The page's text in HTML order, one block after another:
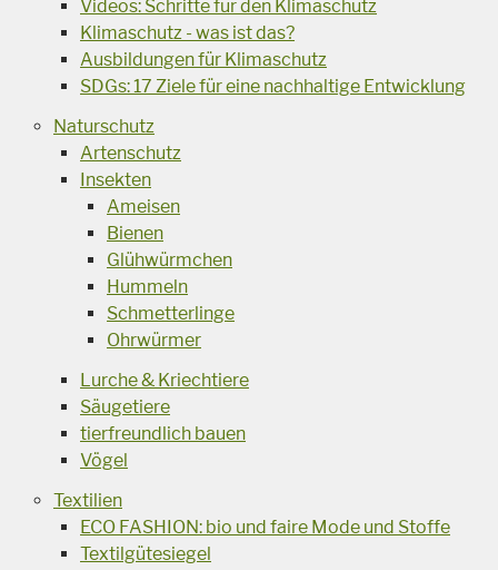
Videos: Schritte für den Klimaschutz
Klimaschutz - was ist das?
Ausbildungen für Klimaschutz
SDGs: 17 Ziele für eine nachhaltige Entwicklung
Naturschutz
Artenschutz
Insekten
Ameisen
Bienen
Glühwürmchen
Hummeln
Schmetterlinge
Ohrwürmer
Lurche & Kriechtiere
Säugetiere
tierfreundlich bauen
Vögel
Textilien
ECO FASHION: bio und faire Mode und Stoffe
Textilgütesiegel